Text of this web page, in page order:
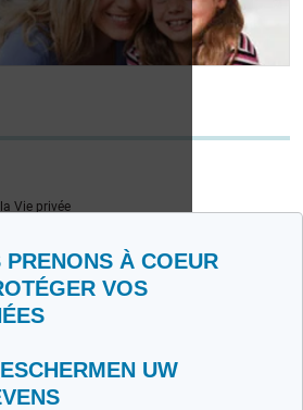
PRENONS À COEUR
VOS
UW
Vie privée
les principes de la charte HON Code.